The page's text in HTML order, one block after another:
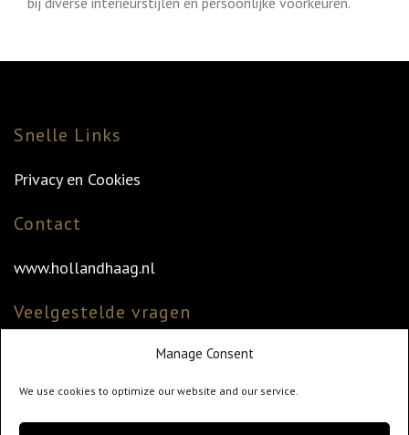
Manage Consent
We use cookies to optimize our website and our service.
Snelle Links
Privacy en Cookies
Contact
www.hollandhaag.nl
Veelgestelde vragen
Veelgestelde vragen
Klantenservice